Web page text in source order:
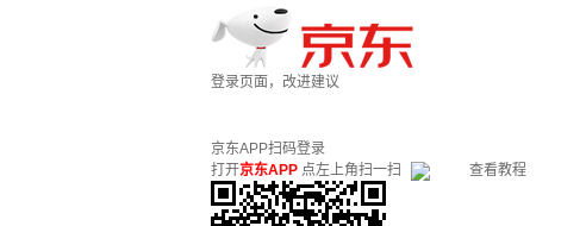
登录页面，改进建议
京东APP扫码登录
打开京东APP 点左上角扫一扫 查看教程